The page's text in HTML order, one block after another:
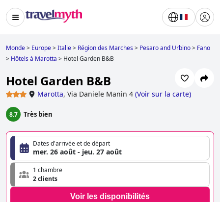
Monde> Europe>Italie> Région des Marches> Pesaro and Urbino> Fano
> Hôtels à Marotta > Hotel Garden B&B
Hotel Garden B&B
Marotta, Via Daniele Manin 4 (Voir sur la carte)
8.7 Très bien
Dates d'arrivée et de départ
mer. 26 août - jeu. 27 août
1 chambre
2 clients
Voir les disponibilités